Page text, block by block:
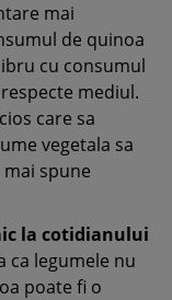
mai
de quinoa
cu consumul
mediul.
care sa
vegetala sa
spune
la cotidianului
ca legumele nu
poate fi o